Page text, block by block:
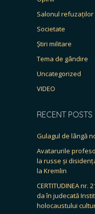
Salonul refuzaților
Societate
Știri militare
Tema de gândire
Uncategorized
VIDEO
RECENT POSTS
Gulagul de lângă
Avatarurile
la russe și
la Kremlin
CERTITUDINEA nr.
da în judecată
holocaustului